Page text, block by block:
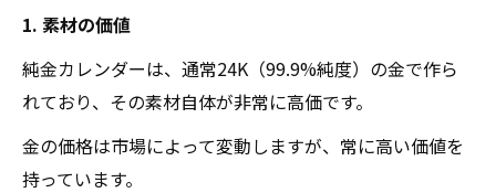
1. 素材の価値
純金カレンダーは、通常24K（99.9%純度）の金で作ら
れており、その素材自体が非常に高価です。
金の価格は市場によって変動しますが、常に高い価値を
持っています。